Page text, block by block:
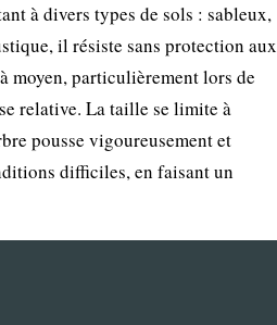
à divers types de sols : sableux,
il résiste sans protection aux
moyen, particulièrement lors de
relative. La taille se limite à
pousse vigoureusement et
difficiles, en faisant un